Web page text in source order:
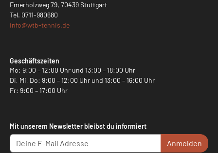
Emerholzweg 79, 70439 Stuttgart
Tel. 0711-980680
info@wtb-tennis.de
Geschäftszeiten
Mo: 9:00 – 12:00 Uhr und 13:00 – 18:00 Uhr
Di, Mi, Do: 9:00 – 12:00 Uhr und 13:00 – 16:00 Uhr
Fr: 9:00 – 17:00 Uhr
Mit unserem Newsletter bleibst du informiert
Anmelden